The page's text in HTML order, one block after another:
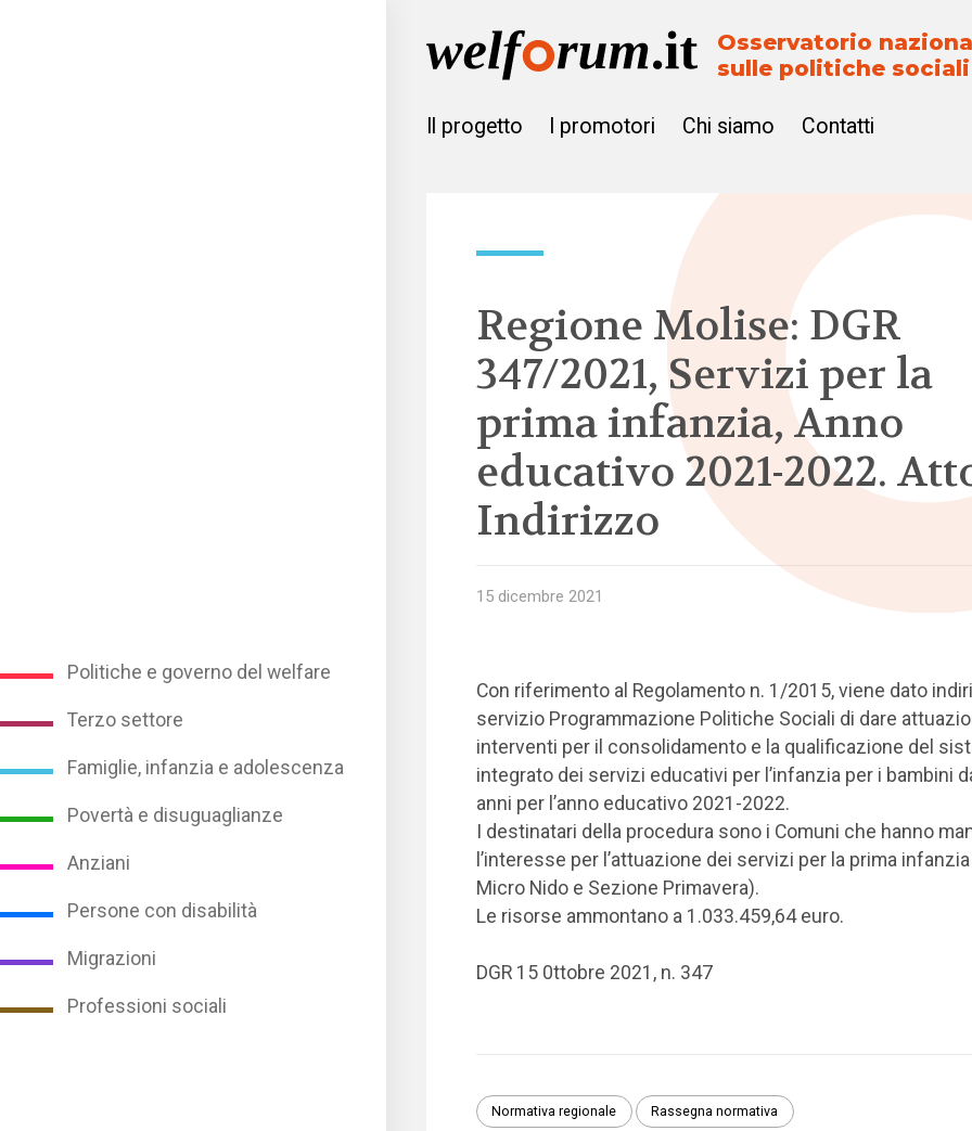
Politiche e governo del welfare
Terzo settore
Famiglie, infanzia e adolescenza
Povertà e disuguaglianze
Anziani
Persone con disabilità
Migrazioni
Professioni sociali
Osservatorio
sulle politiche sociali
Il progetto I promotori Chi siamo Contatti
Regione Molise: DGR
347/2021, Servizi per la
prima infanzia, Anno
educativo 2021-2022.
Indirizzo
15 dicembre 2021
Con riferimento al Regolamento n. 1/2015, viene dato
servizio Programmazione Politiche Sociali di dare
interventi per il consolidamento e la qualificazione del
integrato dei servizi educativi per l’infanzia per i bambini
anni per l’anno educativo 2021-2022.
I destinatari della procedura sono i Comuni che hanno
l’interesse per l’attuazione dei servizi per la prima
Micro Nido e Sezione Primavera).
Le risorse ammontano a 1.033.459,64 euro.
DGR 15 0ttobre 2021, n. 347
Normativa regionale Rassegna normativa